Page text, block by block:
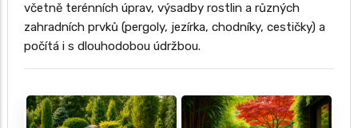
včetně terénních úprav, výsadby rostlin a různých
zahradních prvků (pergoly, jezírka, chodníky, cestičky) a
počítá i s dlouhodobou údržbou.